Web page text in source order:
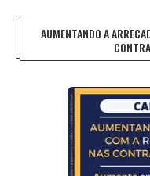
AUMENTANDO A